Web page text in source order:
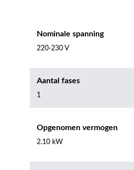
Nominale spanning
220-230 V
Aantal fases
1
Opgenomen vermogen
2.10 kW